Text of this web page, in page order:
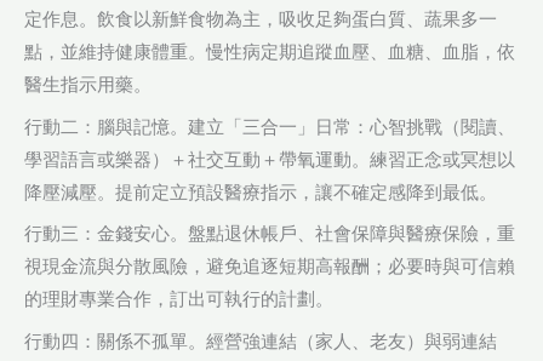
定作息。飲食以新鮮食物為主，吸收足夠蛋白質、蔬果多一
點，並維持健康體重。慢性病定期追蹤血壓、血糖、血脂，依
醫生指示用藥。
行動二：腦與記憶。建立「三合一」日常：心智挑戰（閱讀、
學習語言或樂器）＋社交互動＋帶氧運動。練習正念或冥想以
降壓減壓。提前定立預設醫療指示，讓不確定感降到最低。
行動三：金錢安心。盤點退休帳戶、社會保障與醫療保險，重
視現金流與分散風險，避免追逐短期高報酬；必要時與可信賴
的理財專業合作，訂出可執行的計劃。
行動四：關係不孤單。經營強連結（家人、老友）與弱連結